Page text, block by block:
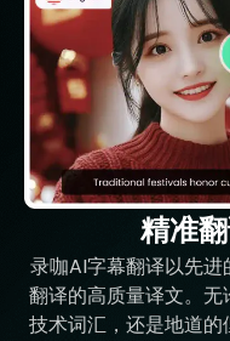
精准
录咖AI字幕翻译以先
翻译的高质量译文。
技术词汇，还是地道